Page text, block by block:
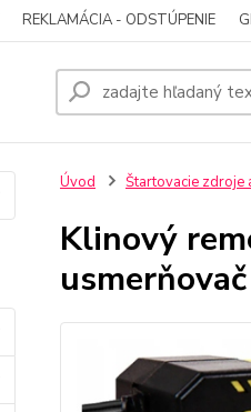
REKLAMÁCIA - ODSTÚPENIE
Úvod Štartovacie zdroje
Klinový